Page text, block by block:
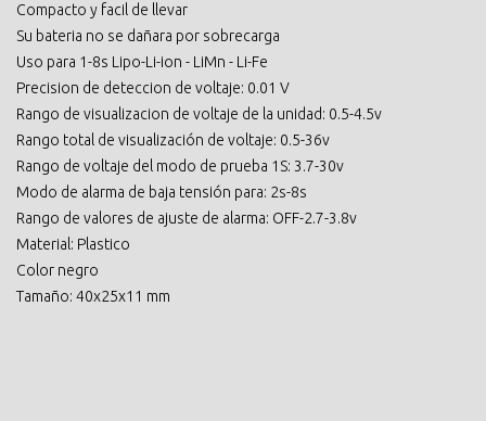
Compacto y facil de llevar
Su bateria no se dañara por sobrecarga
Uso para 1-8s Lipo-Li-ion - LiMn - Li-Fe
Precision de deteccion de voltaje: 0.01 V
Rango de visualizacion de voltaje de la unidad: 0.5-4.5v
Rango total de visualización de voltaje: 0.5-36v
Rango de voltaje del modo de prueba 1S: 3.7-30v
Modo de alarma de baja tensión para: 2s-8s
Rango de valores de ajuste de alarma: OFF-2.7-3.8v
Material: Plastico
Color negro
Tamaño: 40x25x11 mm